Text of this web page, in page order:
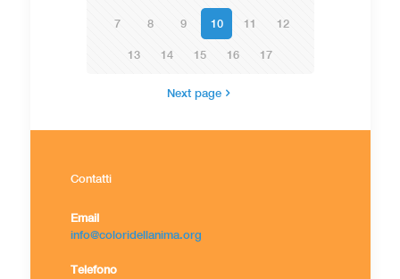
7 8 9 10 11 12
13 14 15 16 17
Next page
Contatti
Email
info@coloridellanima.org
Telefono